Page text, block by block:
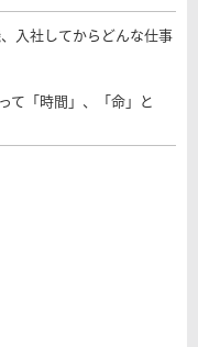
入社してからどんな仕事
て「時間」、「命」と